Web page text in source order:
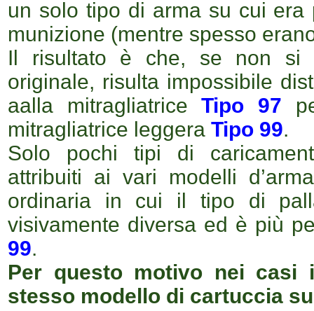
un solo tipo di arma su cui
munizione (mentre spesso
Il risultato è che, se non si
originale, risulta impossibile
aalla mitragliatrice Tipo 97
mitragliatrice leggera Tipo 99.
Solo pochi tipi di
attribuiti ai vari modelli
ordinaria in cui il tipo di
visivamente diversa ed è più
99.
Per questo motivo nei casi
stesso modello di cartuccia